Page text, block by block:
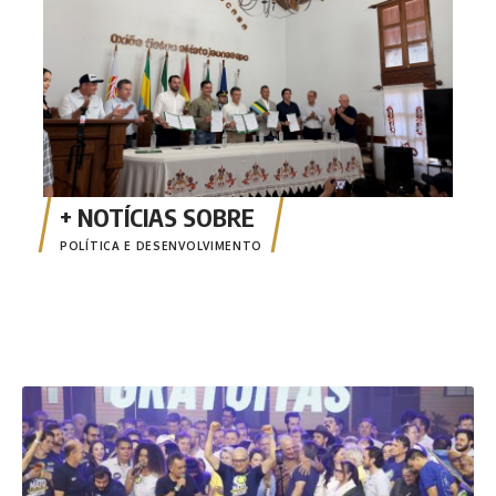
POLÍTICA E DESENVOLVIMENTO